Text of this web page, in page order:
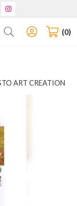
Buscar 0
ART CREATION